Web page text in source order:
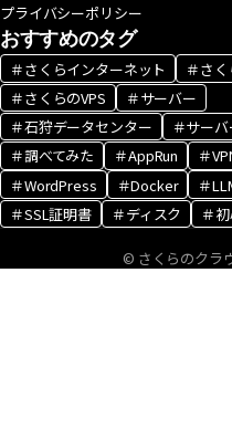
プライバシーポリシー
おすすめのタグ
＃さくらインターネット
＃さ
＃さくらのVPS
＃サーバー
＃石狩データセンター
＃サー
＃調べてみた
＃AppRun
＃
＃WordPress
＃Docker
＃
＃SSL証明書
＃ディスク ＃
© さくらのクラ